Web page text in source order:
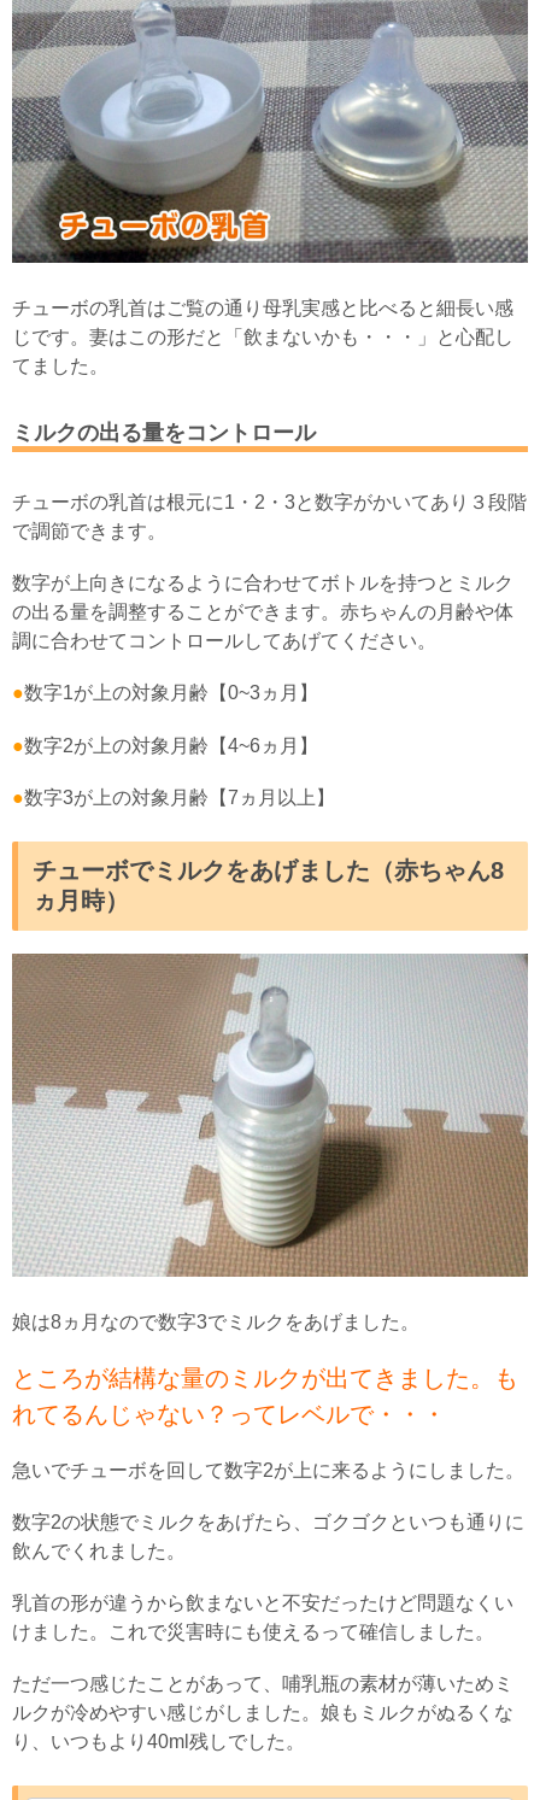
チューボの乳首はご覧の通り母乳実感と比べると細長い感
じです。妻はこの形だと「飲まないかも・・・」と心配し
てました。
ミルクの出る量をコントロール
チューボの乳首は根元に1・2・3と数字がかいてあり３段階
で調節できます。
数字が上向きになるように合わせてボトルを持つとミルク
の出る量を調整することができます。赤ちゃんの月齢や体
調に合わせてコントロールしてあげてください。
●数字1が上の対象月齢【0~3ヵ月】
●数字2が上の対象月齢【4~6ヵ月】
●数字3が上の対象月齢【7ヵ月以上】
チューボでミルクをあげました（赤ちゃん8
ヵ月時）
娘は8ヵ月なので数字3でミルクをあげました。
ところが結構な量のミルクが出てきました。も
れてるんじゃない？ってレベルで・・・
急いでチューボを回して数字2が上に来るようにしました。
数字2の状態でミルクをあげたら、ゴクゴクといつも通りに
飲んでくれました。
乳首の形が違うから飲まないと不安だったけど問題なくい
けました。これで災害時にも使えるって確信しました。
ただ一つ感じたことがあって、哺乳瓶の素材が薄いためミ
ルクが冷めやすい感じがしました。娘もミルクがぬるくな
り、いつもより40ml残しでした。